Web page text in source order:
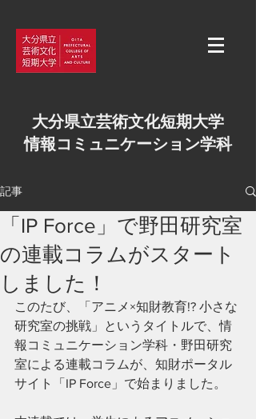
大分県立芸術文化短期大学
情報コミュニケーション学科
記事
「IP Force」で野田研究室
の連載コラムがスタート
しました！
このたび、「アニメ×知財教育!? 小さな
研究室の挑戦」というタイトルで、情
報コミュニケーション学科・野田研究
室による連載コラムが、知財ポータル
サイト「IP Force」で始まりました。